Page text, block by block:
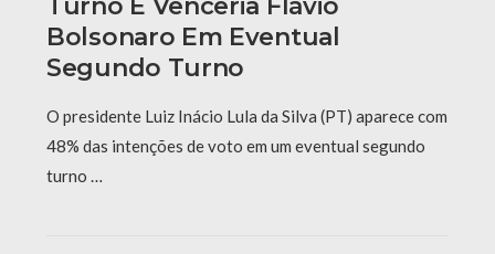
Bolsonaro Em Eventual
Segundo Turno
O presidente Luiz Inácio Lula da Silva (PT) aparece com
48% das intenções de voto em um eventual segundo
turno …